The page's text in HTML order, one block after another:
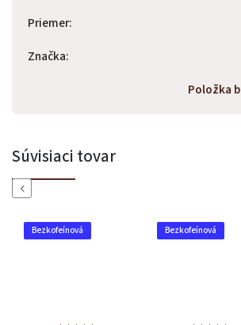
Priemer:
Značka:
Položka
Súvisiaci tovar
Previous
Bezkofeínová Bezkofeínová